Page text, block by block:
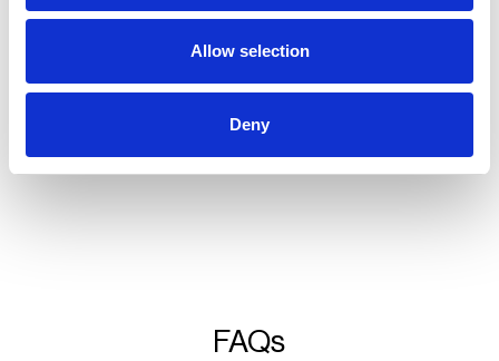
Allow selection
Deny
konformen Payment Terminals und
Abrechnungen der Ladevorgänge.
FAQs